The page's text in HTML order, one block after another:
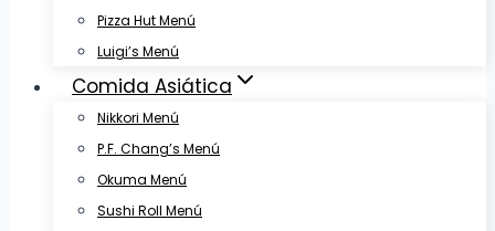
Pizza Hut Menú
Luigi’s Menú
Comida Asiática
Nikkori Menú
P.F. Chang’s Menú
Okuma Menú
Sushi Roll Menú